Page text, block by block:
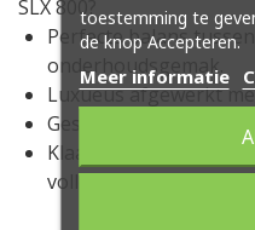
SLX 800?
Perfecte balans
onderhoudsgemak.
Luxueus afgewerkt
Geschikt voor
Klaar voor elk
volledig uitgerust.
toestemming te
de knop Accepteren.
Meer informatie